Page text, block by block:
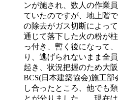
ンが施され、数人の作業
ていたのですが、地上階
の除去がガス切断によっ
通じて落下した火の粉が
っ付き、暫く後になって
り、逃げられないまま全
起き、状況把握のため大
BCS(日本建築協会)施工
し合ったところ、他でも